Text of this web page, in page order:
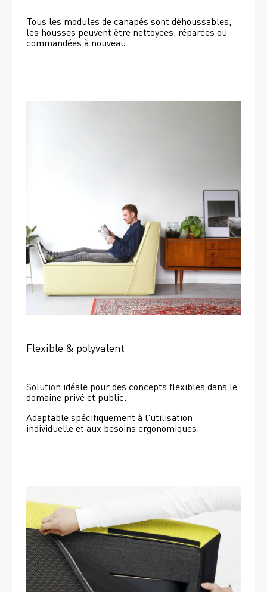
Tous les modules de canapés sont déhoussables,
les housses peuvent être nettoyées, réparées ou
commandées à nouveau.
Flexible & polyvalent
Solution idéale pour des concepts flexibles dans le
domaine privé et public.
Adaptable spécifiquement à l'utilisation
individuelle et aux besoins ergonomiques.